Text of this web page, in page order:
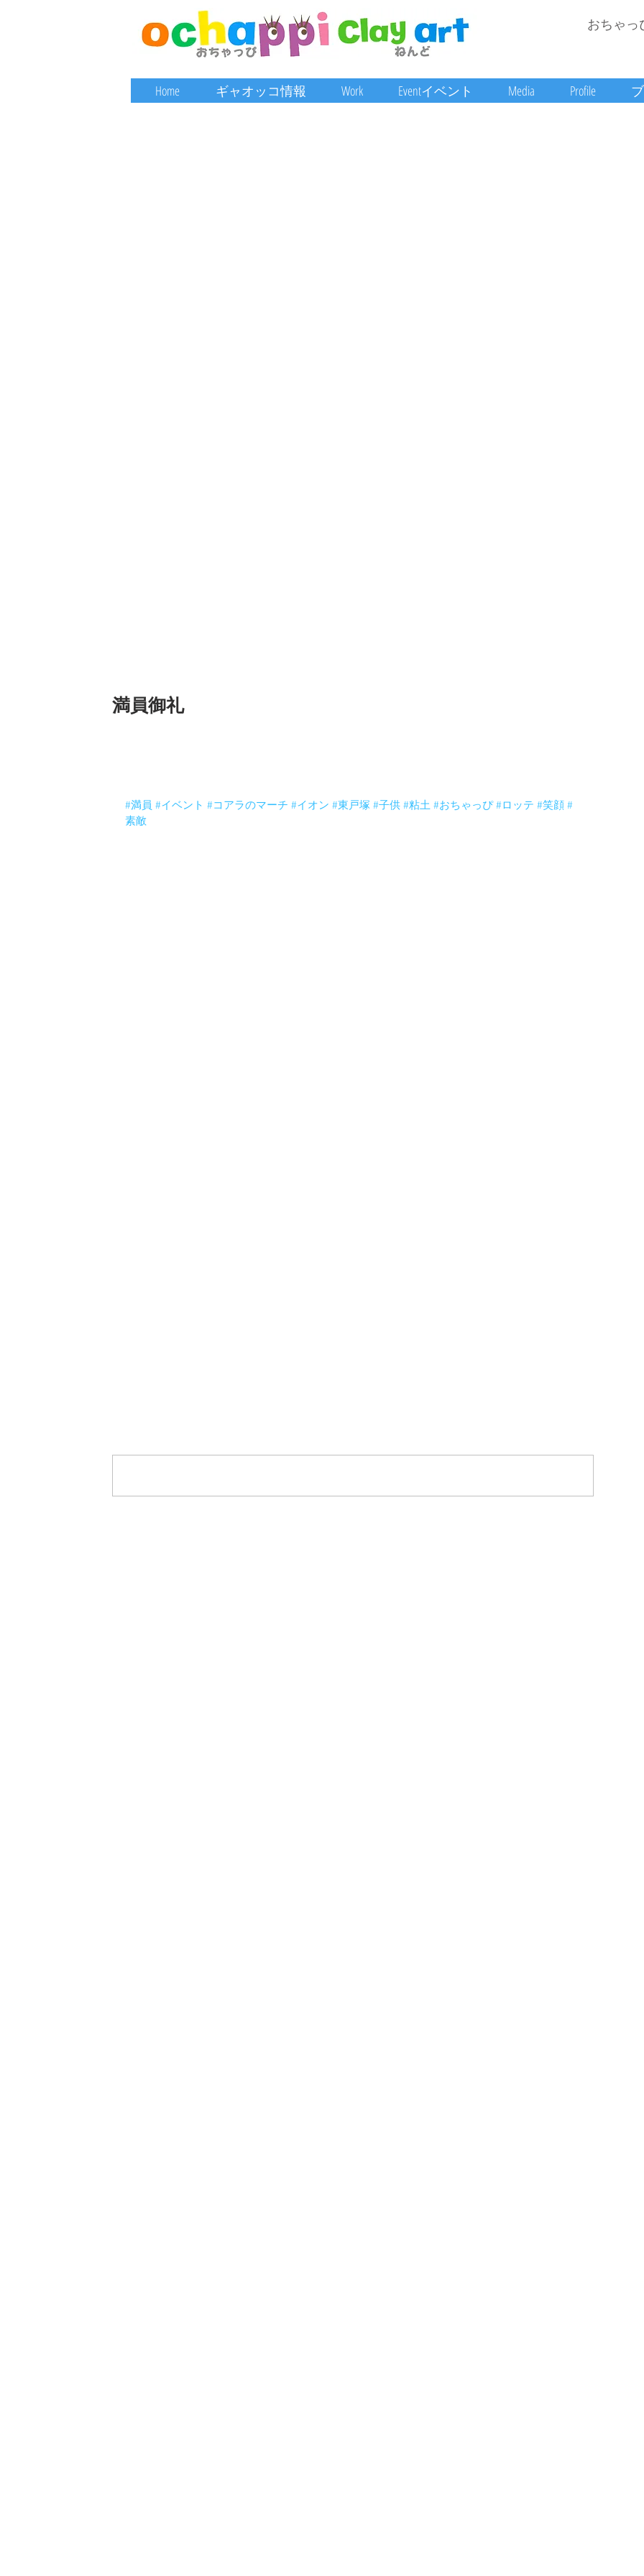
おちゃっ
Home ギャオッコ情報 Work Eventイベント Media Profile
満員御礼
#満員 #イベント #コアラのマーチ #イオン #東戸塚 #子供 #粘土 #おちゃっぴ #ロッテ #笑顔 #
素敵